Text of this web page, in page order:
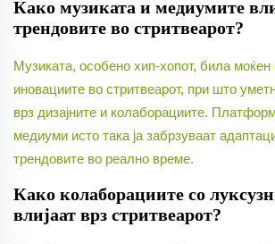
Како музиката и медиумите
трендовите во стритвеарот?
Музиката, особено хип-хопот, била моќен
иновациите во стритвеарот, при што
врз дизајните и колаборациите.
медиуми исто така ја забрзуваат
трендовите во реално време.
Како колаборациите со
влијаат врз стритвеарот?